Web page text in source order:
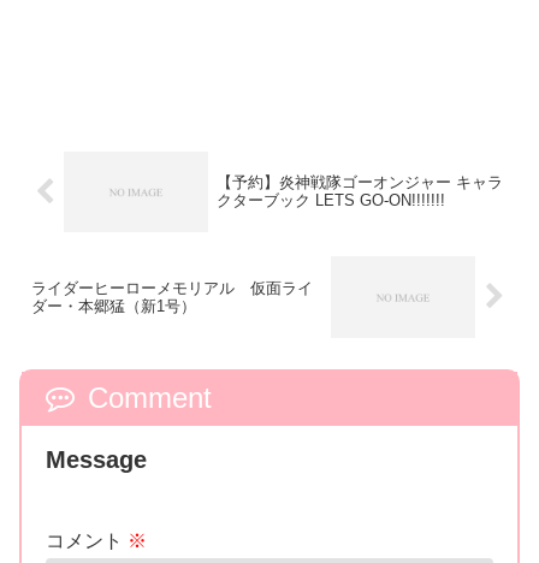
【予約】炎神戦隊ゴーオンジャー キャラ
クターブック LETS GO-ON!!!!!!!
ライダーヒーローメモリアル 仮面ライ
ダー・本郷猛（新1号）
Comment
Message
コメント ※